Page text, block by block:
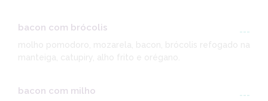
bacon com brócolis
---
molho pomodoro, mozarela, bacon, brócolis refogado na
manteiga, catupiry, alho frito e orégano.
bacon com milho
---